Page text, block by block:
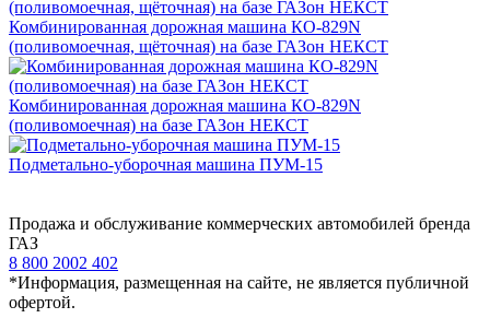
Комбинированная дорожная машина КО-829N
(поливомоечная, щёточная) на базе ГАЗон НЕКСТ
Комбинированная дорожная машина КО-829N
(поливомоечная) на базе ГАЗон НЕКСТ
Подметально-уборочная машина ПУМ-15
Продажа и обслуживание коммерческих автомобилей бренда
ГАЗ
8 800 2002 402
*Информация, размещенная на сайте, не является публичной
офертой.